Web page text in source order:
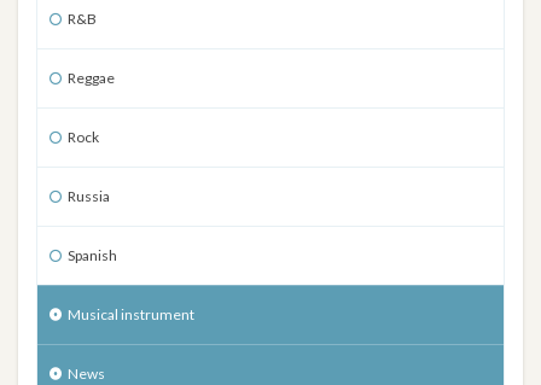
R&B
Reggae
Rock
Russia
Spanish
Musical instrument
News